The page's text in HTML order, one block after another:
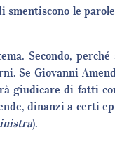
le
Secondo,
Se Giovanni
giudicare di fatti
dinanzi a certi
).